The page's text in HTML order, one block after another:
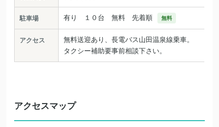
駐車場 有り １０台 無料 先着順 無料
アクセス
無料送迎あり、長電バス山田温泉線乗車。
タクシー補助要事前相談下さい。
アクセスマップ